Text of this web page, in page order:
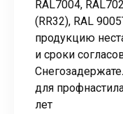
RAL7004,
(RR32), RAL
продукцию
и сроки
для
лет